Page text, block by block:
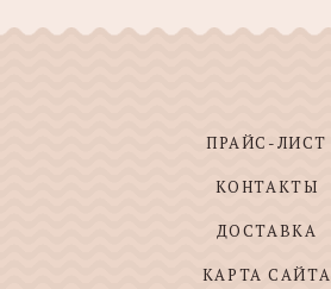
ПРАЙС-ЛИСТ
КОНТАКТЫ
ДОСТАВКА
КАРТА САЙТА